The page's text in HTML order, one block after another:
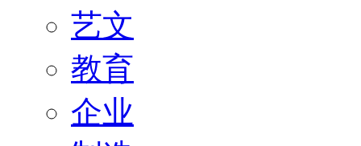
艺文
教育
企业